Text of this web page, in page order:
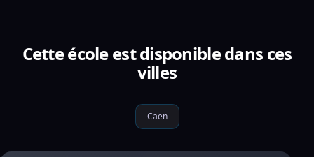
Cette école est disponible dans ces
villes
Caen